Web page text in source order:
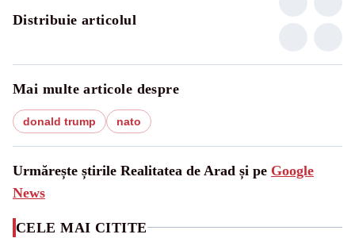
Distribuie articolul
Mai multe articole despre
donald trump nato
Urmărește știrile Realitatea de Arad și pe Google
News
CELE MAI CITITE